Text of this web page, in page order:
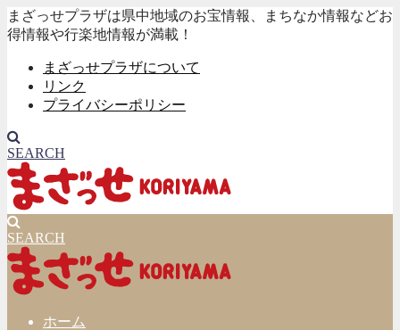
まざっせプラザは県中地域のお宝情報、まちなか情報などお
得情報や行楽地情報が満載！
まざっせプラザについて
リンク
プライバシーポリシー
SEARCH
SEARCH
ホーム